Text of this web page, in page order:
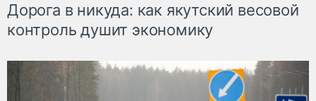
Дорога в никуда: как якутский весовой
контроль душит экономику